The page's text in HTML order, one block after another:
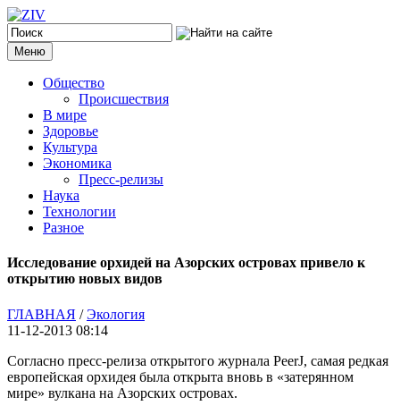
Меню
Общество
Происшествия
В мире
Здоровье
Культура
Экономика
Пресс-релизы
Наука
Технологии
Разное
Исследование орхидей на Азорских островах привело к
открытию новых видов
ГЛАВНАЯ /Экология
11-12-2013 08:14
Согласно пресс-релиза открытого журнала PeerJ, самая редкая
европейская орхидея была открыта вновь в «затерянном
мире» вулкана на Азорских островах.